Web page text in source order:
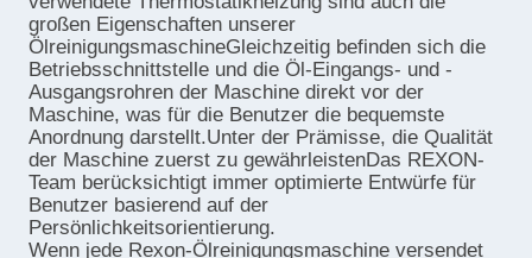
großen Eigenschaften unserer
ÖlreinigungsmaschineGleichzeitig befinden sich die
Betriebsschnittstelle und die Öl-Eingangs- und -
Ausgangsrohren der Maschine direkt vor der
Maschine, was für die Benutzer die bequemste
Anordnung darstellt.Unter der Prämisse, die Qualität
der Maschine zuerst zu gewährleistenDas REXON-
Team berücksichtigt immer optimierte Entwürfe für
Benutzer basierend auf der
Persönlichkeitsorientierung.
Wenn jede Rexon-Ölreinigungsmaschine versendet